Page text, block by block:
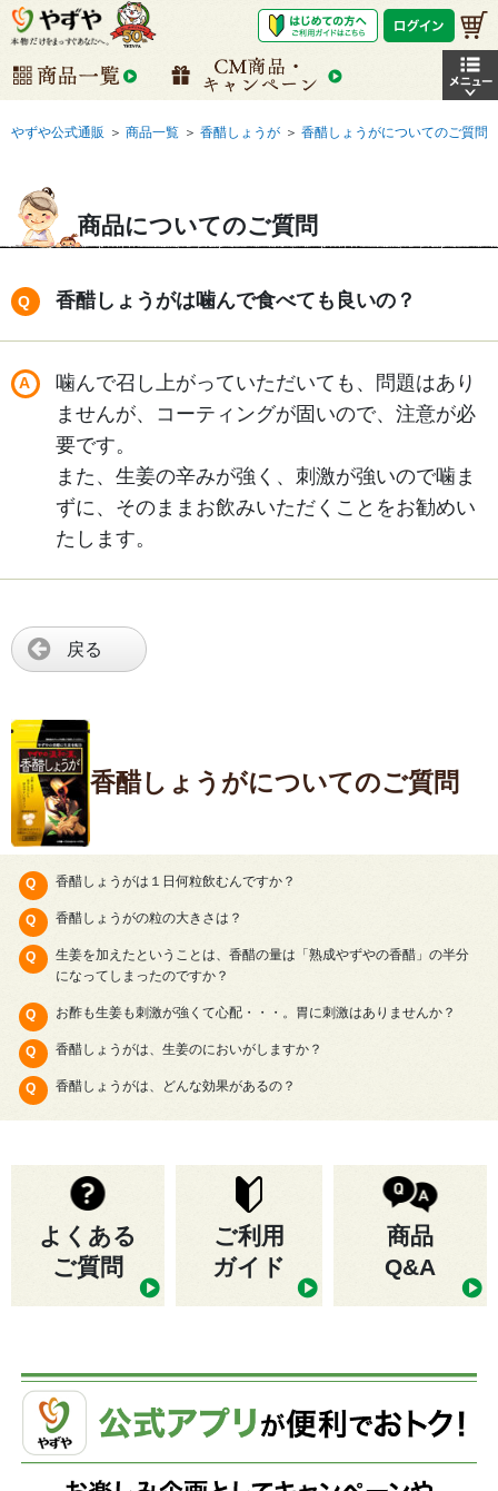
やずや公式通販 ＞ 商品一覧 ＞ 香醋しょうが ＞ 香醋しょうがについてのご質問
商品についてのご質問
香醋しょうがは噛んで食べても良いの？
噛んで召し上がっていただいても、問題はあり
ませんが、コーティングが固いので、注意が必
要です。
また、生姜の辛みが強く、刺激が強いので噛ま
ずに、そのままお飲みいただくことをお勧めい
たします。
戻る
香醋しょうがについてのご質問
香醋しょうがは１日何粒飲むんですか？
香醋しょうがの粒の大きさは？
生姜を加えたということは、香醋の量は「熟成やずやの香醋」の半分
になってしまったのですか？
お酢も生姜も刺激が強くて心配・・・。胃に刺激はありませんか？
香醋しょうがは、生姜のにおいがしますか？
香醋しょうがは、どんな効果があるの？
よくある
ご質問
ご利用
ガイド
商品
Q&A